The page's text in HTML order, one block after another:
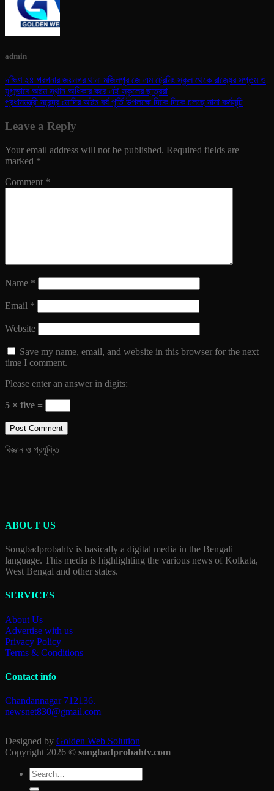
admin
দক্ষিণ ২৪ পরগনার জয়নগর থানা মজিলপুর জে এম ট্রেনিং স্কুল থেকে রাজ্যের সপ্তম ও
যুগ্মভাবে অষ্টম স্থান অধিকার করে এই স্কুলের ছাত্ররা
প্রধানমন্ত্রী নরেন্দ্র মোদির অষ্টম বর্ষ পুর্তি উপলক্ষে দিকে দিকে চলছে নানা কর্মসূচি
Leave a Reply
Your email address will not be published. Required fields are
marked *
Comment *
Name *
Email *
Website
Save my name, email, and website in this browser for the next
time I comment.
Please enter an answer in digits:
5 × five =
বিজ্ঞান ও প্রযুক্তি
ABOUT US
Songbadprobahtv is basically a digital media in the Bengali
language. This media is highlighting the various news of Kolkata,
West Bengal and other states.
SERVICES
About Us
Advertise with us
Privacy Policy
Terms & Conditions
Contact info
Chandannagar 712136.
newsnet830@gmail.com
Designed by Golden Web Solution
Copyright 2026 © songbadprobahtv.com